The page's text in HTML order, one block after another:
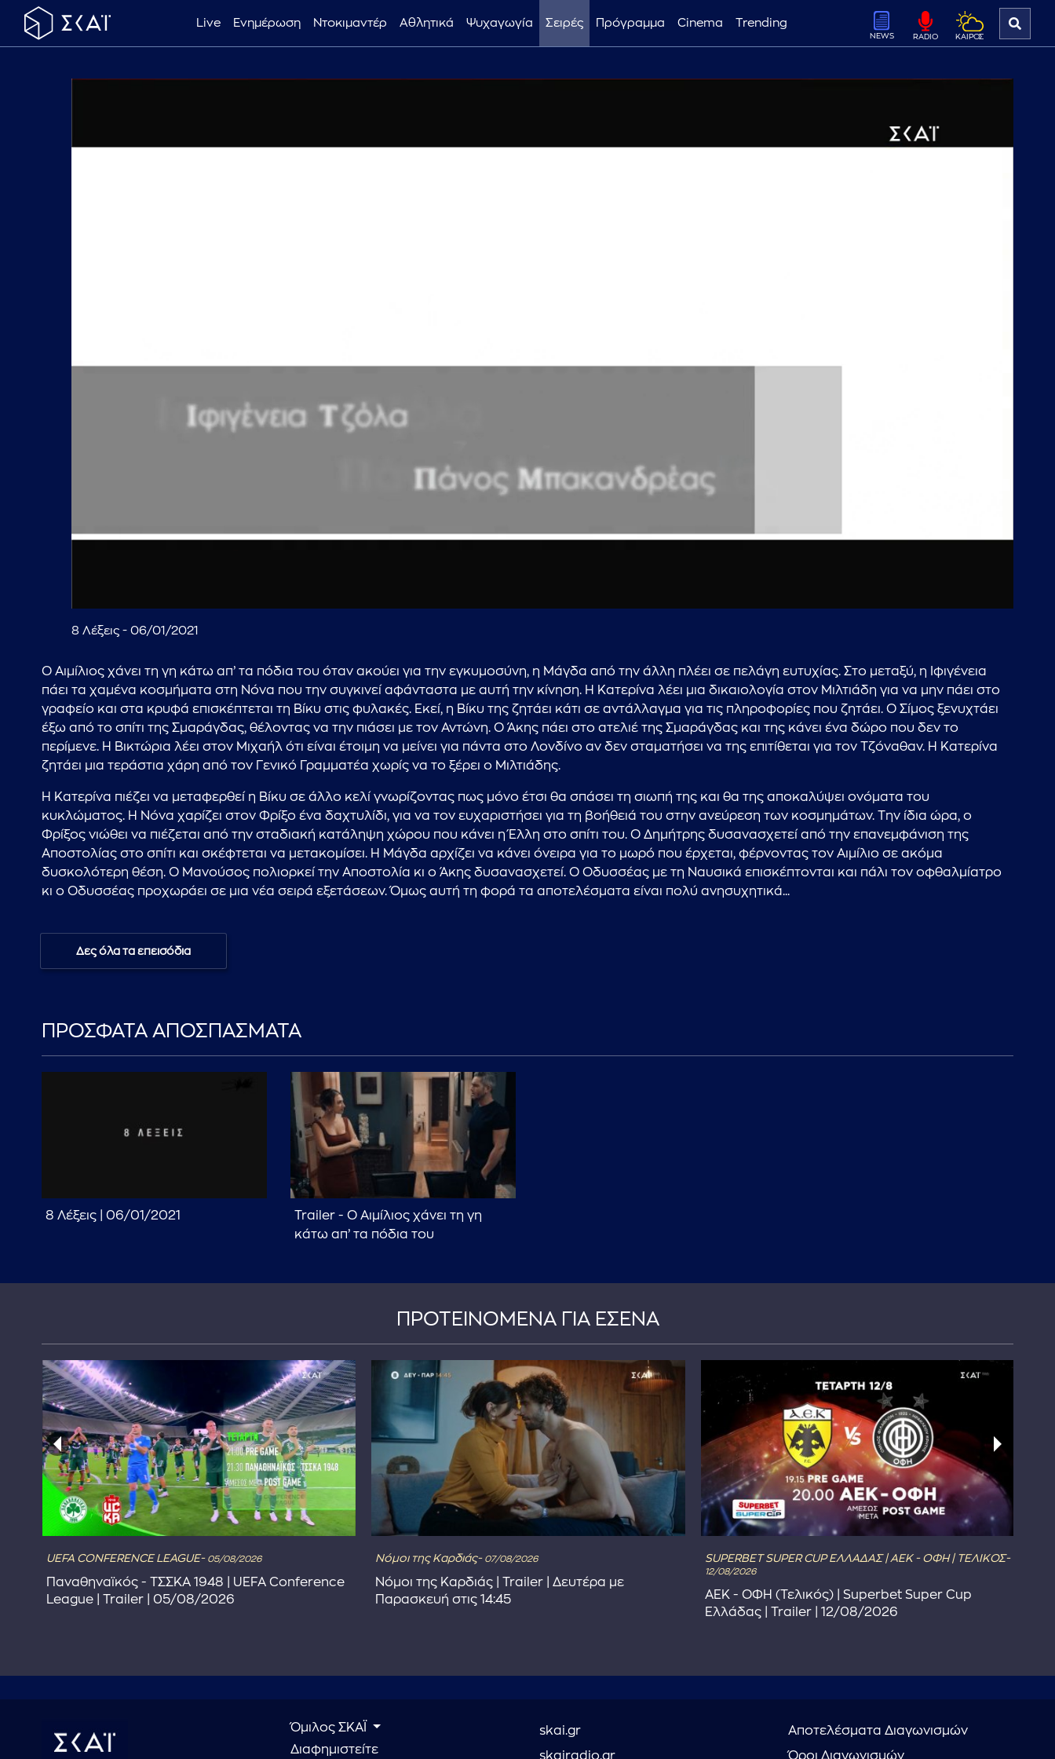
Live Ενημέρωση Ντοκιμαντέρ Αθλητικά Ψυχαγωγία Σειρές Πρόγραμμα Cinema Trending
NEWS RADIO ΚΑΙΡΟΣ
...πληκτρολογήστε κείμενο προς αναζήτηση
8 Λέξεις - 06/01/2021
Ο Αιμίλιος χάνει τη γη κάτω απ’ τα πόδια του όταν ακούει για την εγκυμοσύνη, η Μάγδα από την άλλη πλέει σε πελάγη ευτυχίας. Στο μεταξύ, η Ιφιγένεια
πάει τα χαμένα κοσμήματα στη Νόνα που την συγκινεί αφάνταστα με αυτή την κίνηση. Η Κατερίνα λέει μια δικαιολογία στον Μιλτιάδη για να μην πάει στο
γραφείο και στα κρυφά επισκέπτεται τη Βίκυ στις φυλακές. Εκεί, η Βίκυ της ζητάει κάτι σε αντάλλαγμα για τις πληροφορίες που ζητάει. Ο Σίμος ξενυχτάει
έξω από το σπίτι της Σμαράγδας, θέλοντας να την πιάσει με τον Αντώνη. Ο Άκης πάει στο ατελιέ της Σμαράγδας και της κάνει ένα δώρο που δεν το
περίμενε. Η Βικτώρια λέει στον Μιχαήλ ότι είναι έτοιμη να μείνει για πάντα στο Λονδίνο αν δεν σταματήσει να της επιτίθεται για τον Τζόναθαν. Η Κατερίνα
ζητάει μια τεράστια χάρη από τον Γενικό Γραμματέα χωρίς να το ξέρει ο Μιλτιάδης.
Η Κατερίνα πιέζει να μεταφερθεί η Βίκυ σε άλλο κελί γνωρίζοντας πως μόνο έτσι θα σπάσει τη σιωπή της και θα της αποκαλύψει ονόματα του
κυκλώματος. Η Νόνα χαρίζει στον Φρίξο ένα δαχτυλίδι, για να τον ευχαριστήσει για τη βοήθειά του στην ανεύρεση των κοσμημάτων. Την ίδια ώρα, ο
Φρίξος νιώθει να πιέζεται από την σταδιακή κατάληψη χώρου που κάνει η Έλλη στο σπίτι του. Ο Δημήτρης δυσανασχετεί από την επανεμφάνιση της
Αποστολίας στο σπίτι και σκέφτεται να μετακομίσει. Η Μάγδα αρχίζει να κάνει όνειρα για το μωρό που έρχεται, φέρνοντας τον Αιμίλιο σε ακόμα
δυσκολότερη θέση. Ο Μανούσος πολιορκεί την Αποστολία κι ο Άκης δυσανασχετεί. Ο Οδυσσέας με τη Ναυσικά επισκέπτονται και πάλι τον οφθαλμίατρο
κι ο Οδυσσέας προχωράει σε μια νέα σειρά εξετάσεων. Όμως αυτή τη φορά τα αποτελέσματα είναι πολύ ανησυχητικά...
Δες όλα τα επεισόδια
ΠΡΟΣΦΑΤΑ ΑΠΟΣΠΑΣΜΑΤΑ
8 Λέξεις | 06/01/2021
Trailer - Ο Αιμίλιος χάνει τη γη
κάτω απ’ τα πόδια του
ΠΡΟΤΕΙΝΟΜΕΝΑ ΓΙΑ ΕΣΕΝΑ
UEFA CONFERENCE LEAGUE- 05/08/2026
Παναθηναϊκός - ΤΣΣΚΑ 1948 | UEFA Conference
League | Trailer | 05/08/2026
Νόμοι της Καρδιάς- 07/08/2026
Νόμοι της Καρδιάς | Trailer | Δευτέρα με
Παρασκευή στις 14:45
SUPERBET SUPER CUP ΕΛΛΑΔΑΣ | ΑΕΚ - ΟΦΗ | ΤΕΛΙΚΟΣ-
12/08/2026
ΑΕΚ - ΟΦΗ (Τελικός) | Superbet Super Cup
Ελλάδας | Trailer | 12/08/2026
Όμιλος ΣΚΑΪ
Διαφημιστείτε
skai.gr
skairadio.gr
Αποτελέσματα Διαγωνισμών
Όροι Διαγωνισμών